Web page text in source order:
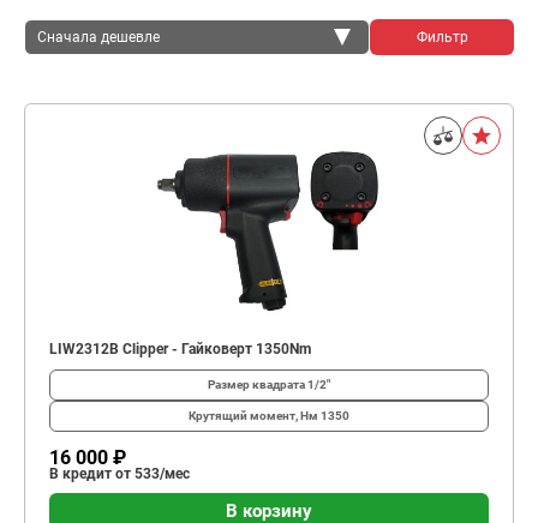
Сначала дешевле Фильтр
LIW2312B Clipper - Гайковерт 1350Nm
Размер квадрата1/2"
Крутящий момент, Нм 1350
16 000 ₽
В кредит от 533/мес
В корзину